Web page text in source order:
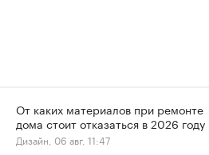
От каких материалов при ремонте
дома стоит отказаться в 2026 году
Дизайн, 06 авг, 11:47